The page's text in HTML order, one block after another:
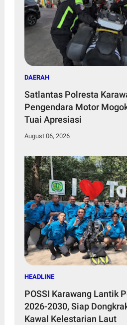
DAERAH
Satlantas Polresta
Pengendara Motor
Tuai Apresiasi
August 06, 2026
HEADLINE
POSSI Karawang Lantik
2026-2030, Siap
Kawal Kelestarian Laut